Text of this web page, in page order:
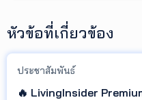
หัวข้อที่เกี่ยวข้อง
ประชาสัมพันธ์
🔥 LivingInsider